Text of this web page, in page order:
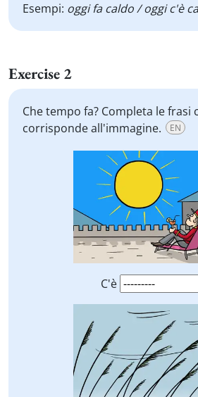
Esempi: oggi fa caldo / oggi c'è
Exercise 2
Che tempo fa? Completa le frasi
corrisponde all'immagine.
EN
C'è